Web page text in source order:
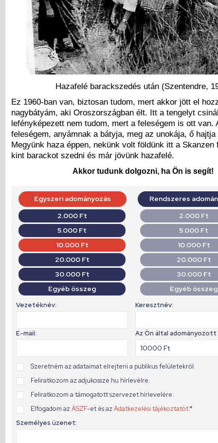
Hazafelé barackszedés után (Szentendre,
Ez 1960-ban van, biztosan tudom, mert akkor jött el
nagybátyám, aki Oroszországban élt. Itt a tengelyt
lefényképezett nem tudom, mert a feleségem is ott van.
feleségem, anyámnak a bátyja, meg az unokája, ő
Megyünk haza éppen, nekünk volt földünk itt a Skanzen
kint barackot szedni és már jövünk hazafelé.
Akkor tudunk dolgozni, ha Ön is segít!